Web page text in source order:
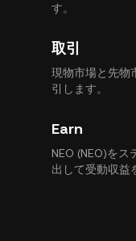
す。
取引
現物市場と先物
引します。
Earn
NEO (NEO)をス
出して受動収益